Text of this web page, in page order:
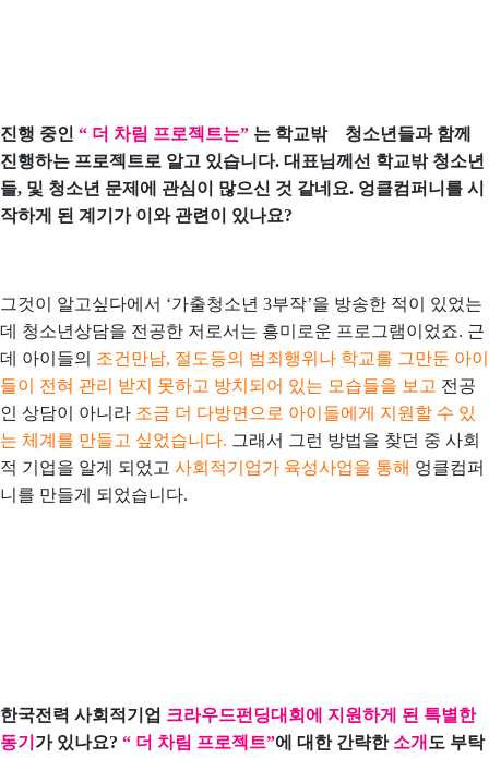
진행 중인 “ 더 차림 프로젝트는” 는 학교밖 청소년들과 함께
진행하는 프로젝트로 알고 있습니다. 대표님께선 학교밖 청소년
들, 및 청소년 문제에 관심이 많으신 것 같네요. 엉클컴퍼니를 시
작하게 된 계기가 이와 관련이 있나요?
그것이 알고싶다에서 ‘가출청소년 3부작’을 방송한 적이 있었는
데 청소년상담을 전공한 저로서는 흥미로운 프로그램이었죠. 근
데 아이들의 조건만남, 절도등의 범죄행위나 학교를 그만둔 아이
들이 전혀 관리 받지 못하고 방치되어 있는 모습들을 보고 전공
인 상담이 아니라 조금 더 다방면으로 아이들에게 지원할 수 있
는 체계를 만들고 싶었습니다. 그래서 그런 방법을 찾던 중 사회
적 기업을 알게 되었고 사회적기업가 육성사업을 통해 엉클컴퍼
니를 만들게 되었습니다.
한국전력 사회적기업 크라우드펀딩대회에 지원하게 된 특별한
동기 가 있나요? “ 더 차림 프로젝트”에 대한 간략한소개 도 부탁